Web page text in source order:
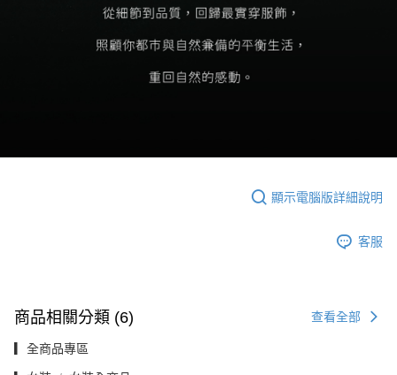
顯示電腦版詳細說明
客服
商品相關分類 (6) 查看全部
▎全商品專區